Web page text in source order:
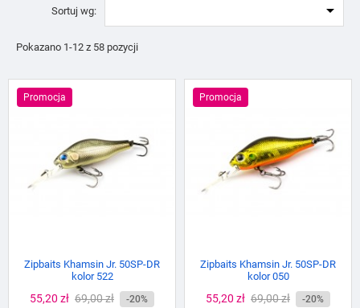
Sortuj wg: 
Pokazano 1-12 z 58 pozycji
Promocja
Zipbaits Khamsin Jr. 50SP-DR
kolor 522
Cena
55,20 zł Cena
69,00 zł -20%
Promocja
Zipbaits Khamsin Jr. 50SP-DR
kolor 050
Cena
55,20 zł Cena
69,00 zł -20%